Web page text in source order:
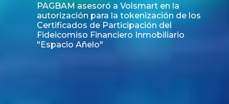
PAGBAM asesoró a Volsmart en la
autorización para la tokenización de los
Certificados de Participación del
Fideicomiso Financiero Inmobiliario
"Espacio Añelo"